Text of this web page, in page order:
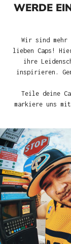
WERDE
Wir sind mehr
lieben Caps!
ihre
inspirieren.
Teile deine
markiere uns